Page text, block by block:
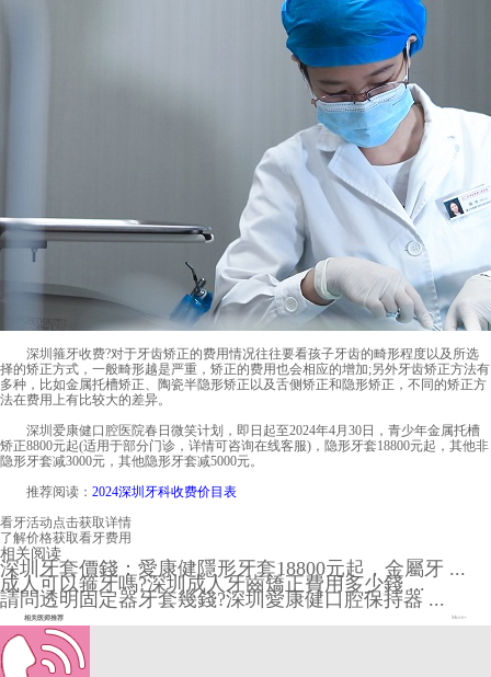
深圳箍牙收费?对于牙齿矫正的费用情况往往要看孩子牙齿的畸形程度以及所选
择的矫正方式，一般畸形越是严重，矫正的费用也会相应的增加;另外牙齿矫正方法有
多种，比如金属托槽矫正、陶瓷半隐形矫正以及舌侧矫正和隐形矫正，不同的矫正方
法在费用上有比较大的差异。
深圳爱康健口腔医院春日微笑计划，即日起至2024年4月30日，青少年金属托槽
矫正8800元起(适用于部分门诊，详情可咨询在线客服)，隐形牙套18800元起，其他非
隐形牙套减3000元，其他隐形牙套减5000元。
推荐阅读： 2024深圳牙科收费价目表
看牙活动点击获取详情
了解价格获取看牙费用
相关阅读
深圳牙套價錢：愛康健隱形牙套18800元起，金屬牙 ...
成人可以箍牙嗎?深圳成人牙齒矯正費用多少錢 ...
請問透明固定器牙套幾錢?深圳愛康健口腔保持器 ...
相关医师推荐 More+